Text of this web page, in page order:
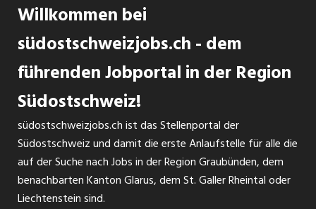
Willkommen bei
südostschweizjobs.ch - dem
führenden Jobportal in der Region
Südostschweiz!
südostschweizjobs.ch ist das Stellenportal der
Südostschweiz und damit die erste Anlaufstelle für alle die
auf der Suche nach Jobs in der Region Graubünden, dem
benachbarten Kanton Glarus, dem St. Galler Rheintal oder
Liechtenstein sind.